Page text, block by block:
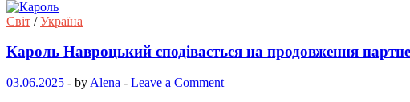
Світ /Україна
Кароль Навроцький сподівається на продовження
03.06.2025 - by Alena - Leave a Comment